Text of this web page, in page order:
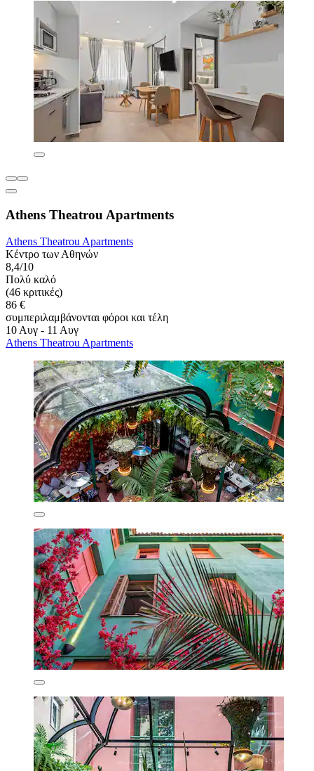
Athens Theatrou Apartments
Athens Theatrou Apartments
Κέντρο των Αθηνών
8,4/10
Πολύ καλό
(46 κριτικές)
86 €
συμπεριλαμβάνονται φόροι και τέλη
10 Αυγ - 11 Αυγ
Athens Theatrou Apartments